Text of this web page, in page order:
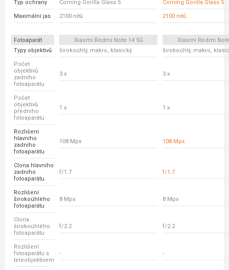
Typ ochrany Corning Gorilla Glass 5 Corning Gorilla Glass 5
Maximální jas 2100 nitů 2100 nitů
Fotoaparát Xiaomi Redmi Note 14 5G
Xiaomi Redmi
Typy objektivů
širokoúhlý, makro, klasický širokoúhlý, makro,
Počet
objektivů
zadního
fotoaparátu
3 x 3 x
Počet
objektivů
předního
fotoaparátu
1 x 1 x
Rozlišení
hlavního
zadního
fotoaparátu
108 Mpx 108 Mpx
Clona hlavního
zadního
fotoaparátu
f/1.7 f/1.7
Rozlišení
širokoúhlého
fotoaparátu
8 Mpx 8 Mpx
Clona
širokoúhlého
fotoaparátu
f/2.2 f/2.2
Rozlišení
fotoaparátu s
teleobjektivem
- -